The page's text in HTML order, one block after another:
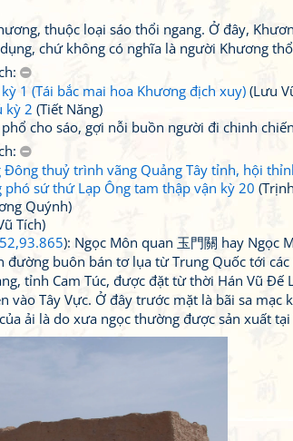
thuộc loại sáo thổi ngang. Ở đây,
chứ không có nghĩa là người Khương
1 (Tái bắc mai hoa Khương địch xuy) (Lưu
kỳ 2 (Tiết Năng)
cho sáo, gợi nỗi buồn người đi chinh
thuỷ trình vãng Quảng Tây tỉnh, hội
sứ thứ Lạp Ông tam thập vận kỳ 20
Quýnh)
Tích)
): Ngọc Môn quan 玉門關 hay Ngọc
đường buôn bán tơ lụa từ Trung Quốc tới
tỉnh Cam Túc, được đặt từ thời Hán Vũ Đế
vào Tây Vực. Ở đây trước mặt là bãi sa
ải là do xưa ngọc thường được sản xuất tại